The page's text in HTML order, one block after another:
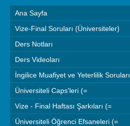
Ana Sayfa
Vize-Final Soruları (Üniversiteler)
Ders Notları
Ders Videoları
İngilice Muafiyet ve Yeterlilik Soruları
Üniversiteli Caps'leri (=
Vize - Final Haftası Şarkıları (=
Üniversiteli Öğrenci Efsaneleri (=